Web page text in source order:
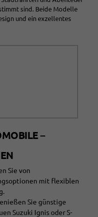
sind. Beide Modelle
und ein exzellentes
–
Sie von
mit flexiblen
Sie günstige
Suzuki Ignis oder S-